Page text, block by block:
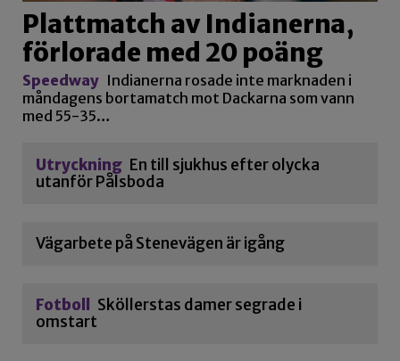
Plattmatch av Indianerna,
förlorade med 20 poäng
Speedway Indianerna rosade inte marknaden i
måndagens bortamatch mot Dackarna som vann
med 55-35…
Utryckning En till sjukhus efter olycka
utanför Pålsboda
Vägarbete på Stenevägen är igång
Fotboll
Sköllerstas damer segrade i
omstart